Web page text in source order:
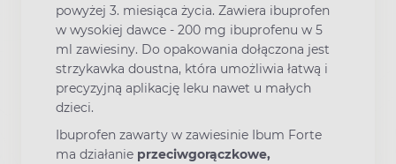
powyżej 3. miesiąca życia. Zawiera ibuprofen
w wysokiej dawce - 200 mg ibuprofenu w 5
ml zawiesiny. Do opakowania dołączona jest
strzykawka doustna, która umożliwia łatwą i
precyzyjną aplikację leku nawet u małych
dzieci.
Ibuprofen zawarty w zawiesinie Ibum Forte
ma działanie przeciwgorączkowe,